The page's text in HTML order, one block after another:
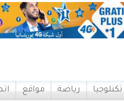
تكنلوجيا رياضة مواقع